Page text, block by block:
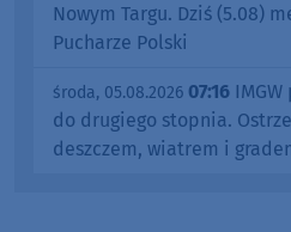
Nowym Targu. Dziś (5.08)
Pucharze Polski
środa, 05.08.2026 07:16
do drugiego stopnia.
deszczem, wiatrem i